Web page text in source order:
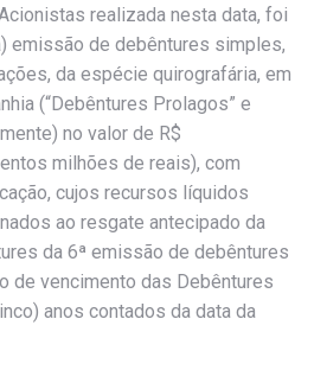
realizada nesta data, foi
emissão de debêntures simples,
da espécie quirografária, em
(“Debêntures Prolagos” e
no valor de R$
milhões de reais), com
cujos recursos líquidos
ao resgate antecipado da
da 6ª emissão de debêntures
de vencimento das Debêntures
anos contados da data da